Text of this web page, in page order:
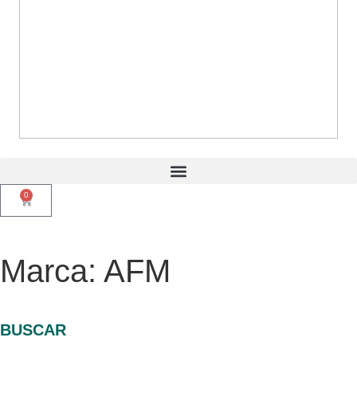
0
Marca: AFM
BUSCAR